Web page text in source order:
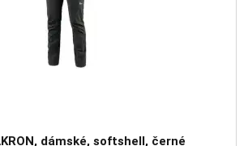
dámské, softshell, černé